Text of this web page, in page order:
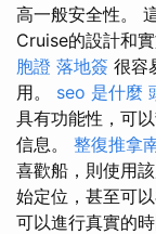
高一般安全性。
Cruise的設計和實
胞證 落地簽 很容
用。 seo 是什麼
具有功能性，可
信息。 整復推拿
喜歡船，則使用
始定位，甚至可
可以進行真實的